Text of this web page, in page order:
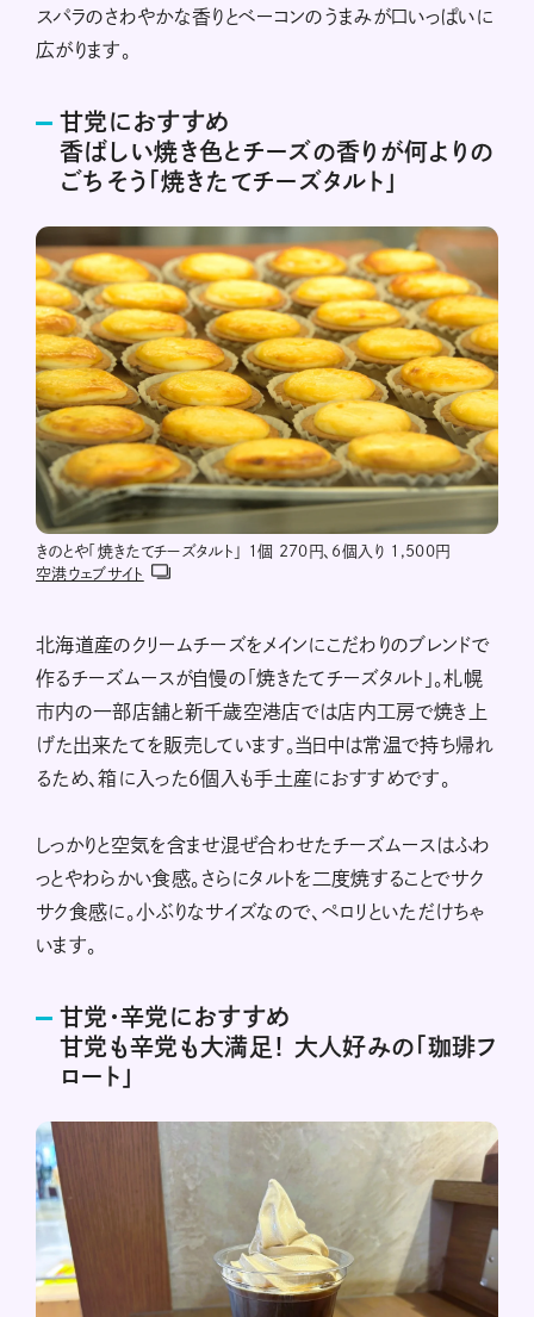
スパラのさわやかな香りとベーコンのうまみが口いっぱいに
広がります。
甘党におすすめ
香ばしい焼き色とチーズの香りが何よりの
ごちそう「焼きたてチーズタルト」
きのとや「焼きたてチーズタルト」 1個 270円、6個入り 1,500円
空港ウェブサイト
北海道産のクリームチーズをメインにこだわりのブレンドで
作るチーズムースが自慢の「焼きたてチーズタルト」。札幌
市内の一部店舗と新千歳空港店では店内工房で焼き上
げた出来たてを販売しています。当日中は常温で持ち帰れ
るため、箱に入った６個入も手土産におすすめです。
しっかりと空気を含ませ混ぜ合わせたチーズムースはふわ
っとやわらかい食感。さらにタルトを二度焼することでサク
サク食感に。小ぶりなサイズなので、ペロリといただけちゃ
います。
甘党・辛党におすすめ
甘党も辛党も大満足！ 大人好みの「珈琲フ
ロート」